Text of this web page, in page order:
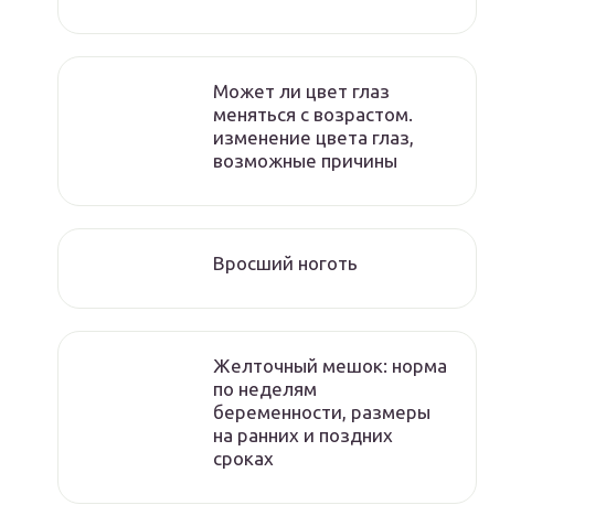
Может ли цвет глаз
меняться с возрастом.
изменение цвета глаз,
возможные причины
Вросший ноготь
Желточный мешок: норма
по неделям
беременности, размеры
на ранних и поздних
сроках